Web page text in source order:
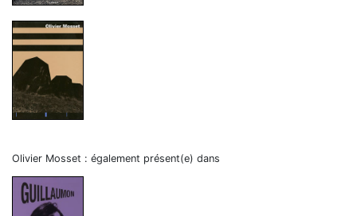
Olivier Mosset : également présent(e) dans